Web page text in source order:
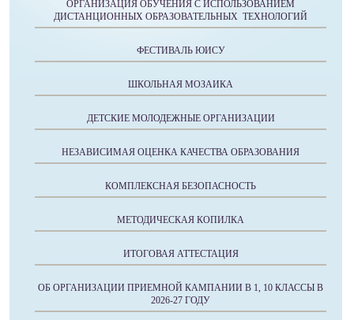
ОРГАНИЗАЦИЯ ОБУЧЕНИЯ С ИСПОЛЬЗОВАНИЕМ
ДИСТАНЦИОННЫХ ОБРАЗОВАТЕЛЬНЫХ ТЕХНОЛОГИЙ
ФЕСТИВАЛЬ ЮИСУ
ШКОЛЬНАЯ МОЗАИКА
ДЕТСКИЕ МОЛОДЕЖНЫЕ ОРГАНИЗАЦИИ
НЕЗАВИСИМАЯ ОЦЕНКА КАЧЕСТВА ОБРАЗОВАНИЯ
КОМПЛЕКСНАЯ БЕЗОПАСНОСТЬ
МЕТОДИЧЕСКАЯ КОПИЛКА
ИТОГОВАЯ АТТЕСТАЦИЯ
ОБ ОРГАНИЗАЦИИ ПРИЕМНОЙ КАМПАНИИ В 1, 10 КЛАССЫ В
2026-27 ГОДУ